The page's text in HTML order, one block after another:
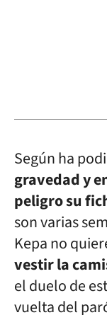
Según ha
gravedad y
peligro su
son varias
Kepa no
vestir la
el duelo de
vuelta del